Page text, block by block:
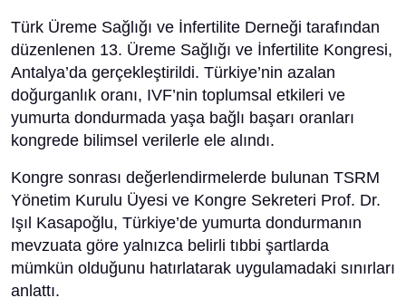
Türk Üreme Sağlığı ve İnfertilite Derneği tarafından
düzenlenen 13. Üreme Sağlığı ve İnfertilite Kongresi,
Antalya’da gerçekleştirildi. Türkiye’nin azalan
doğurganlık oranı, IVF’nin toplumsal etkileri ve
yumurta dondurmada yaşa bağlı başarı oranları
kongrede bilimsel verilerle ele alındı.
Kongre sonrası değerlendirmelerde bulunan TSRM
Yönetim Kurulu Üyesi ve Kongre Sekreteri Prof. Dr.
Işıl Kasapoğlu, Türkiye’de yumurta dondurmanın
mevzuata göre yalnızca belirli tıbbi şartlarda
mümkün olduğunu hatırlatarak uygulamadaki sınırları
anlattı.